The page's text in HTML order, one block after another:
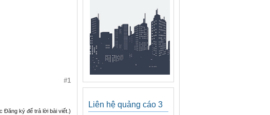
#1
Đăng ký để trả lời bài viết.)
Liên hệ quảng cáo 3